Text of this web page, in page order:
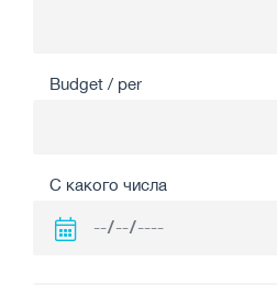
Budget / per
С какого числа